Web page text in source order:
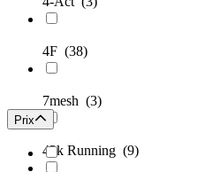
4F (38)
7mesh (3)
42k Running (9)
Prix